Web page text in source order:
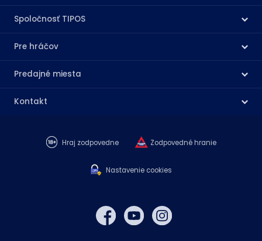
Spoločnosť TIPOS
Pre hráčov
Predajné miesta
Kontakt
Hraj zodpovedne Zodpovedné hranie
Nastavenie cookies